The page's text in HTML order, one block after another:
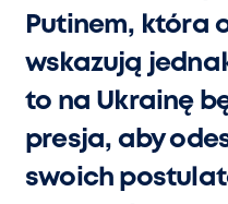
Putinem, która
wskazują
to na Ukrainę
presja, aby
swoich